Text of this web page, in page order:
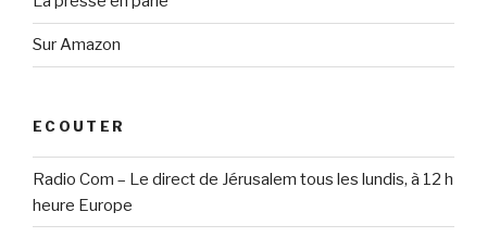
Sur Amazon
ECOUTER
Radio Com – Le direct de Jérusalem tous les lundis, à 12 h
heure Europe